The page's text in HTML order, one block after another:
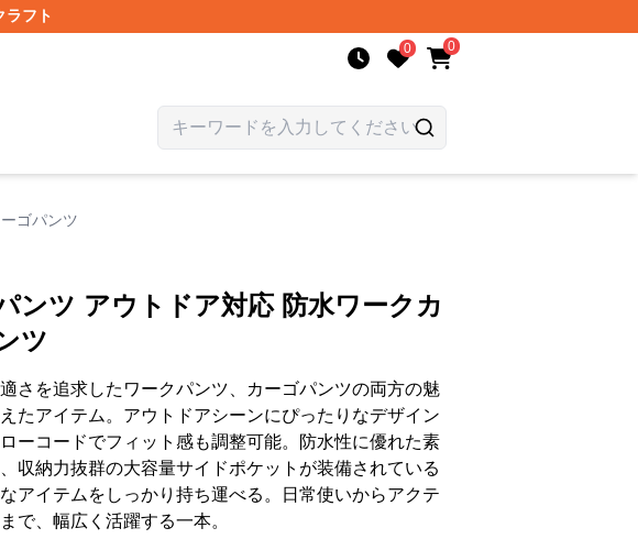
ラフト
0 0
ゴパンツ
ンツ アウトドア対応 防水ワークカ
ツ
さを追求したワークパンツ、カーゴパンツの両方の魅
たアイテム。アウトドアシーンにぴったりなデザイン
ーコードでフィット感も調整可能。防水性に優れた素
収納力抜群の大容量サイドポケットが装備されている
アイテムをしっかり持ち運べる。日常使いからアクテ
で、幅広く活躍する一本。